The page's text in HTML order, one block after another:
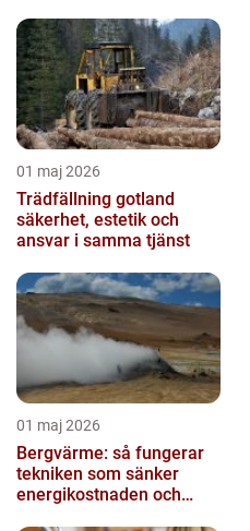
01 maj 2026
Trädfällning gotland
säkerhet, estetik och
ansvar i samma tjänst
01 maj 2026
Bergvärme: så fungerar
tekniken som sänker
energikostnaden och